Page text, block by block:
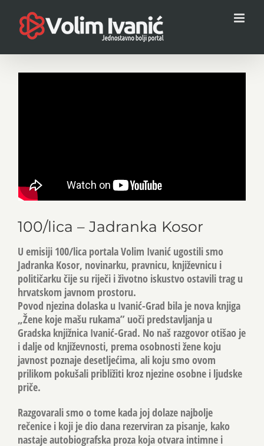
content
100/lica – Jadranka Kosor
U emisiji 100/lica portala Volim Ivanić ugostili smo
Jadranka Kosor, novinarku, pravnicu, književnicu i
političarku čije su riječi i životno iskustvo ostavili trag u
hrvatskom javnom prostoru.
Povod njezina dolaska u Ivanić-Grad bila je nova knjiga
„Žene koje mašu rukama” uoči predstavljanja u
Gradska knjižnica Ivanić-Grad. No naš razgovor otišao je
i dalje od književnosti, prema osobnosti žene koju
javnost poznaje desetljećima, ali koju smo ovom
prilikom pokušali približiti kroz njezine osobne i ljudske
priče.
Razgovarali smo o tome kada joj dolaze najbolje
rečenice i koji je dio dana rezerviran za pisanje, kako
nastaje autobiografska proza koja otvara intimne i